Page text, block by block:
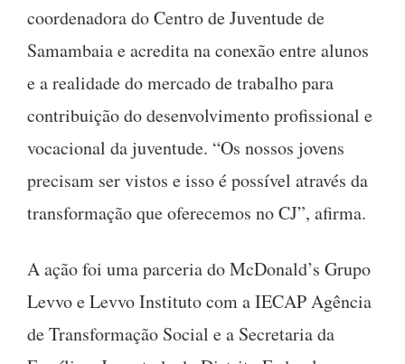
coordenadora do Centro de Juventude de
Samambaia e acredita na conexão entre alunos
e a realidade do mercado de trabalho para
contribuição do desenvolvimento profissional e
vocacional da juventude. “Os nossos jovens
precisam ser vistos e isso é possível através da
transformação que oferecemos no CJ”, afirma.
A ação foi uma parceria do McDonald’s Grupo
Levvo e Levvo Instituto com a IECAP Agência
de Transformação Social e a Secretaria da